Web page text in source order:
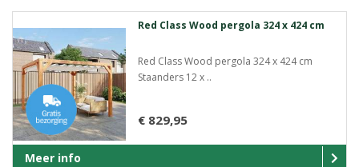
Red Class Wood pergola 324 x 424 cm
Red Class Wood pergola 324 x 424 cm
Staanders 12 x ..
€ 829,95
Meer info